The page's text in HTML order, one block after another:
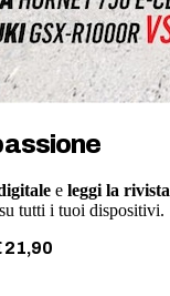
e leggi la rivista
tutti i tuoi dispositivi.
21,90